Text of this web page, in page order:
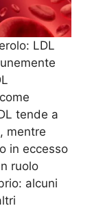
LDL
tende a
mentre
in eccesso
ruolo
alcuni